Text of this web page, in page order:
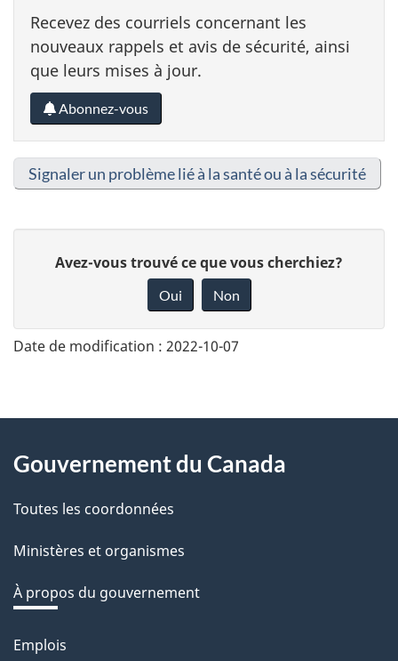
Recevez des courriels concernant les
nouveaux rappels et avis de sécurité, ainsi
que leurs mises à jour.
Abonnez-vous
Signaler un problème lié à la santé ou à la sécurité
n
v
o
t
r
r
é
t
r
Avez-vous trouvé ce que vous cherchiez?
Oui Non
Date de modification : 2022-10-07
About
this
site
Gouvernement du Canada
Toutes les coordonnées
Ministères et organismes
À propos du gouvernement
Thèmes
Emplois